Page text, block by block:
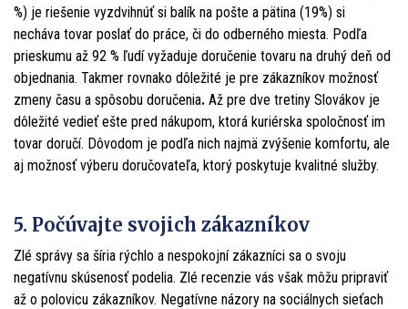
%) je riešenie vyzdvihnúť si balík na pošte a pätina (19%) si
necháva tovar poslať do práce, či do odberného miesta. Podľa
prieskumu až 92 % ľudí vyžaduje doručenie tovaru na druhý deň od
objednania. Takmer rovnako dôležité je pre zákazníkov možnosť
zmeny času a spôsobu doručenia. Až pre dve tretiny Slovákov je
dôležité vedieť ešte pred nákupom, ktorá kuriérska spoločnosť im
tovar doručí. Dôvodom je podľa nich najmä zvýšenie komfortu, ale
aj možnosť výberu doručovateľa, ktorý poskytuje kvalitné služby.
5. Počúvajte svojich zákazníkov
Zlé správy sa šíria rýchlo a nespokojní zákazníci sa o svoju
negatívnu skúsenosť podelia. Zlé recenzie vás však môžu pripraviť
až o polovicu zákazníkov. Negatívne názory na sociálnych sieťach